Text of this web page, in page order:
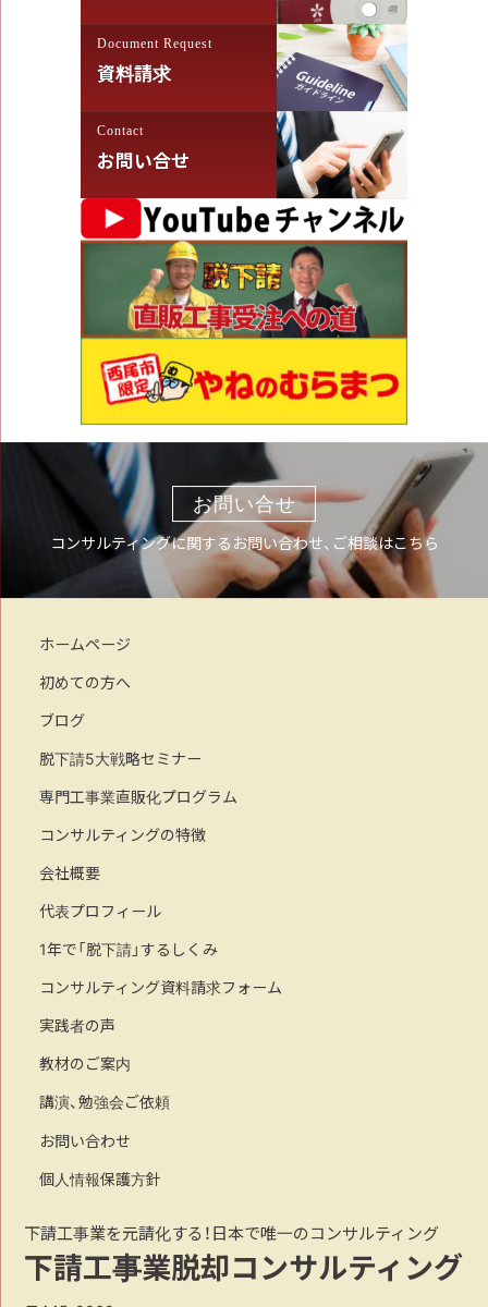
Document Request
資料請求
Contact
お問い合せ
お問い合せ
コンサルティングに関するお問い合わせ、ご相談はこちら
ホームページ
初めての方へ
ブログ
脱下請5大戦略セミナー
専門工事業直販化プログラム
コンサルティングの特徴
会社概要
代表プロフィール
1年で「脱下請」するしくみ
コンサルティング資料請求フォーム
実践者の声
教材のご案内
講演、勉強会ご依頼
お問い合わせ
個人情報保護方針
下請工事業を元請化する！日本で唯一のコンサルティング
下請工事業脱却コンサルティング